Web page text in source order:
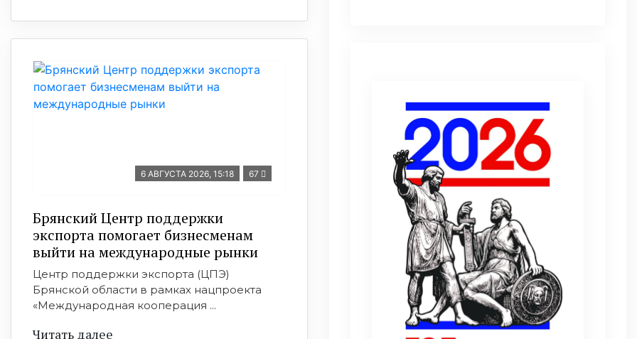
6 АВГУСТА 2026, 15:18 67
Брянский Центр поддержки
экспорта помогает бизнесменам
выйти на международные рынки
Центр поддержки экспорта (ЦПЭ)
Брянской области в рамках нацпроекта
«Международная кооперация ...
Читать далее